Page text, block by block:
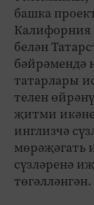
башка
Калифорния
белән
бәйрәмендә
татарлары
телен
җитми
инглизчә
мөрәҗәгать
сүзләренә
төгәлләнгән.